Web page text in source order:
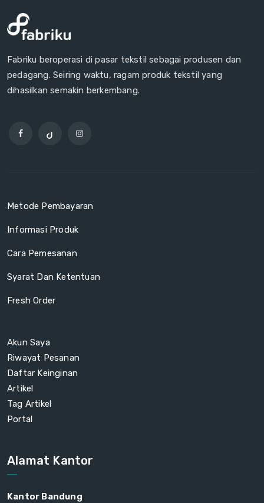
Fabriku beroperasi di pasar tekstil sebagai produsen dan
pedagang. Seiring waktu, ragam produk tekstil yang
dihasilkan semakin berkembang.
Metode Pembayaran
Informasi Produk
Cara Pemesanan
Syarat Dan Ketentuan
Fresh Order
Akun Saya
Riwayat Pesanan
Daftar Keinginan
Artikel
Tag Artikel
Portal
Alamat Kantor
Kantor Bandung